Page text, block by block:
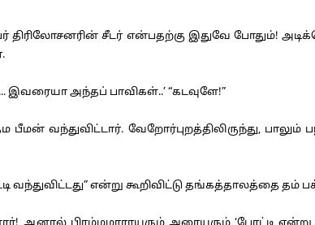
சீடர் என்பதற்கு இதுவே போதும்!
இவரையா அந்தப் பாவிகள்..’ “கடவுளே!”
வந்துவிட்டார். வேறோர்புறத்திலிருந்து,
வந்துவிட்டது” என்று கூறிவிட்டு தங்கத்தாலத்தை